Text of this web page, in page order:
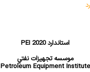
PEI 2020 استاندارد
موسسه تجهيزات نفتي
Petroleum Equipment Institute